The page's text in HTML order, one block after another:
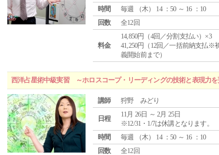
時間
毎週 （木） 14 ：50 ～ 16 ：10
回数
全12回
料金
14,850円（4回／分割支払い）×3
41,250円（12回／一括前納支払※
義開始前まで）
西洋占星術中級実習 ～ホロスコープ・リーディングの技術と表現力
講師 狩野 みどり
日程
11月 26日 ～ 2月 25日
※12/31・1/7は休講となります。
時間
毎週 （木） 14 ：50 ～ 16 ：10
回数
全12回